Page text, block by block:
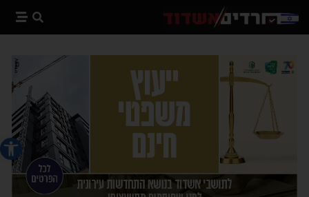
פתח